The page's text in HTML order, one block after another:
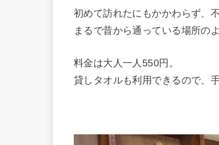
初めて訪れたにもかかわらず、
まるで昔から通っている場所の
料金は大人一人550円。
貸しタオルも利用できるので、